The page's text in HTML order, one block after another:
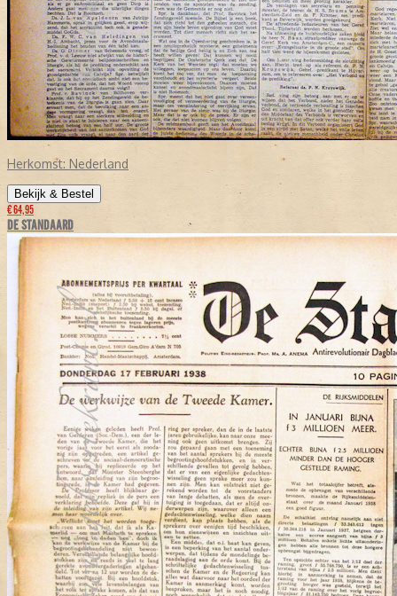
Herkomst: Nederland
Bekijk & Bestel
€ 64,95
DE STANDAARD